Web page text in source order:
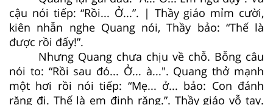
cậu nói tiếp: “Rồi... Ở...”. | Thầy giáo mỉm cười,
kiên nhẫn nghe Quang nói, Thầy bảo: “Thế là
được rồi đấy!”.
Nhưng Quang chưa chịu về chỗ. Bỗng câu
nói to: “Rồi sau đó... Ở... à...". Quang thở mạnh
một hơi rồi nói tiếp: “Mẹ... ở... bảo: Con đánh
răng đi. Thế là em định răng.”. Thầy giáo vỗ tay.